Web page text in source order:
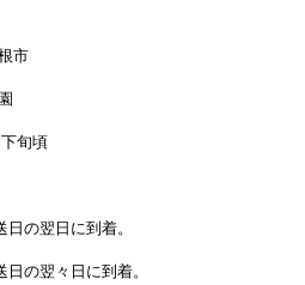
市
旬頃
の翌日に到着。
の翌々日に到着。